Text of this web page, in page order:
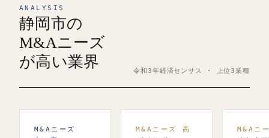
ANALYSIS
静岡市の
M&Aニーズ
が高い業界
令和3年経済センサス · 上位3業種
M&Aニーズ
M&Aニーズ 高 M&Aニ